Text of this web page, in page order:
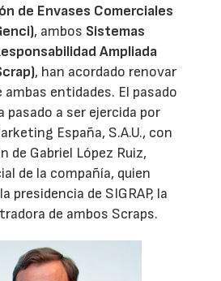
de Envases Comerciales
, ambos Sistemas
Ampliada
, han acordado renovar
ambas entidades. El pasado
pasado a ser ejercida por
España, S.A.U., con
de Gabriel López Ruiz,
de la compañía, quien
presidencia de SIGRAP, la
de ambos Scraps.